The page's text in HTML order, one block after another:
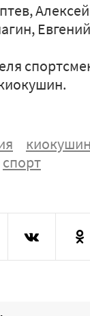
киокушин
спорт